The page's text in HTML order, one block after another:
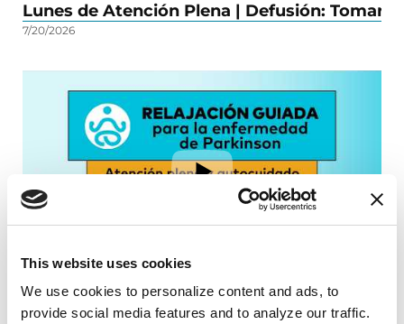
This website uses cookies
We use cookies to personalize content and ads, to
provide social media features and to analyze our traffic.
Lunes de Atención Plena | Defusión: Tomar
7/20/2026
Lunes de Atención Plena | Atención plena y
6/23/2026